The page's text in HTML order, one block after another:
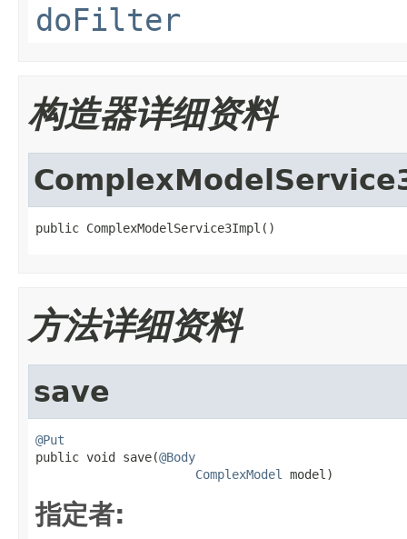
doFilter
构造器详细资料
public ComplexModelService3Impl()
方法详细资料
save
@Put
public void save(@Body
ComplexModel
model)
指定者: